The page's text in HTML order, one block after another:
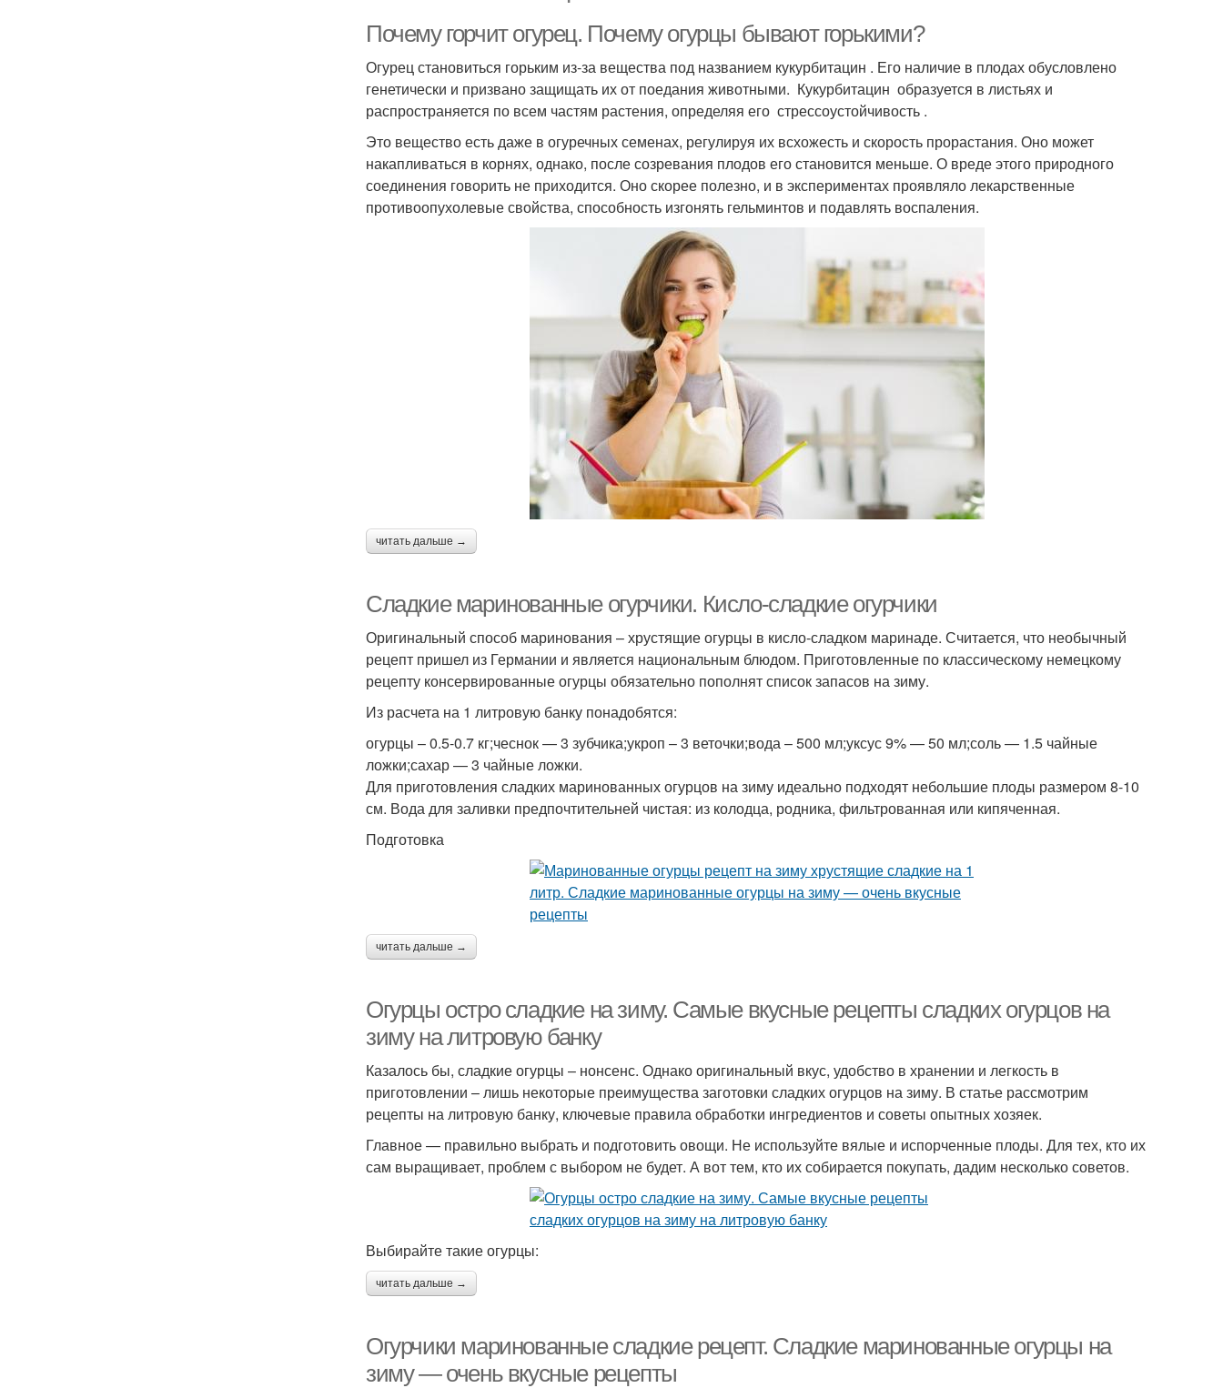
Почему горчит огурец. Почему огурцы бывают горькими?
Огурец становиться горьким из-за вещества под названием кукурбитацин . Его наличие в плодах обусловлено
генетически и призвано защищать их от поедания животными. Кукурбитацин образуется в листьях и
распространяется по всем частям растения, определяя его стрессоустойчивость .
Это вещество есть даже в огуречных семенах, регулируя их всхожесть и скорость прорастания. Оно может
накапливаться в корнях, однако, после созревания плодов его становится меньше. О вреде этого природного
соединения говорить не приходится. Оно скорее полезно, и в экспериментах проявляло лекарственные
противоопухолевые свойства, способность изгонять гельминтов и подавлять воспаления.
читать дальше →
Сладкие маринованные огурчики. Кисло-сладкие огурчики
Оригинальный способ маринования – хрустящие огурцы в кисло-сладком маринаде. Считается, что необычный
рецепт пришел из Германии и является национальным блюдом. Приготовленные по классическому немецкому
рецепту консервированные огурцы обязательно пополнят список запасов на зиму.
Из расчета на 1 литровую банку понадобятся:
огурцы – 0.5-0.7 кг;чеснок — 3 зубчика;укроп – 3 веточки;вода – 500 мл;уксус 9% — 50 мл;соль — 1.5 чайные
ложки;сахар — 3 чайные ложки.
Для приготовления сладких маринованных огурцов на зиму идеально подходят небольшие плоды размером 8-10
см. Вода для заливки предпочтительней чистая: из колодца, родника, фильтрованная или кипяченная.
Подготовка
читать дальше →
Огурцы остро сладкие на зиму. Самые вкусные рецепты сладких огурцов на
зиму на литровую банку
Казалось бы, сладкие огурцы – нонсенс. Однако оригинальный вкус, удобство в хранении и легкость в
приготовлении – лишь некоторые преимущества заготовки сладких огурцов на зиму. В статье рассмотрим
рецепты на литровую банку, ключевые правила обработки ингредиентов и советы опытных хозяек.
Главное — правильно выбрать и подготовить овощи. Не используйте вялые и испорченные плоды. Для тех, кто их
сам выращивает, проблем с выбором не будет. А вот тем, кто их собирается покупать, дадим несколько советов.
Выбирайте такие огурцы:
читать дальше →
Огурчики маринованные сладкие рецепт. Сладкие маринованные огурцы на
зиму — очень вкусные рецепты